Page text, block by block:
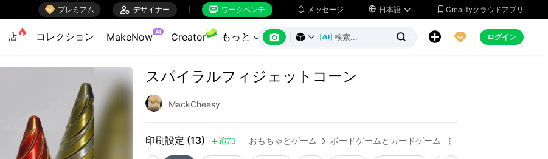
 プレミアム  デザイナー  ワークベンチ  メッセージ  日本語   Crealityクラウドアプリ
店 コレクション MakeNow AI Creator もっと        ログイン
スパイラルフィジェットコーン
MackCheesy
印刷設定 (13) 追加 おもちゃとゲーム  ボードゲームとカードゲーム 